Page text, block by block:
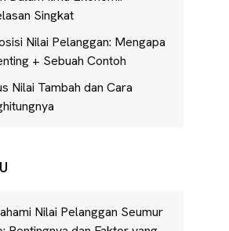
Singkat
Nilai Pelanggan: Mengapa
+ Sebuah Contoh
Nilai Tambah dan Cara
Nilai Pelanggan Seumur